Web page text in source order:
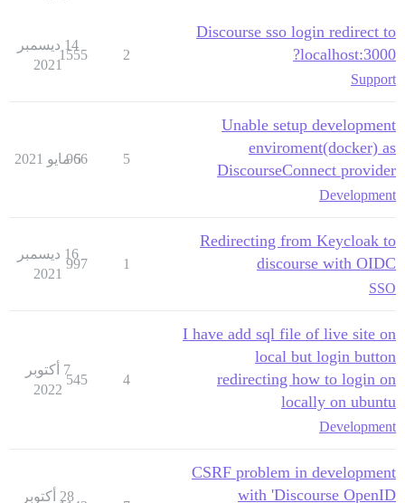
Discourse sso login redirect to
localhost:3000?
Support
2
1555
14 ديسمبر
2021
Unable setup development
enviroment(docker) as
DiscourseConnect provider
Development
5
966
5 مايو 2021
Redirecting from Keycloak to
discourse with OIDC
SSO
1
997
16 ديسمبر
2021
I have add sql file of live site on
local but login button
redirecting how to login on
locally on ubuntu
Development
4
545
7 أكتوبر
2022
CSRF problem in development
with 'Discourse OpenID
28 أكتوبر